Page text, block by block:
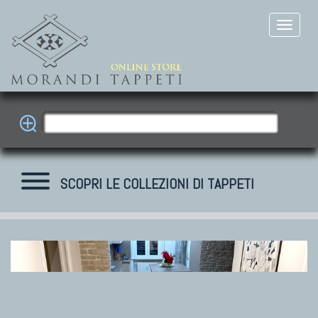
SCOPRI LE COLLEZIONI DI TAPPETI